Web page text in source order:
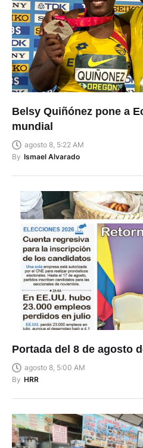
Belsy Quiñónez pone a
mundial
agosto 8, 5:22 AM
By Ismael Alvarado
Portada del 8 de agosto
agosto 8, 5:00 AM
By HRR